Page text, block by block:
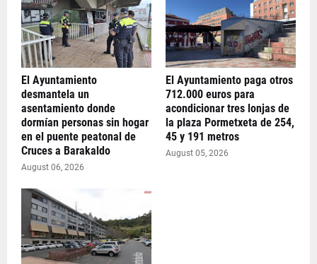
El Ayuntamiento
desmantela un
asentamiento donde
dormían personas sin hogar
en el puente peatonal de
Cruces a Barakaldo
August 06, 2026
El Ayuntamiento paga otros
712.000 euros para
acondicionar tres lonjas de
la plaza Pormetxeta de 254,
45 y 191 metros
August 05, 2026